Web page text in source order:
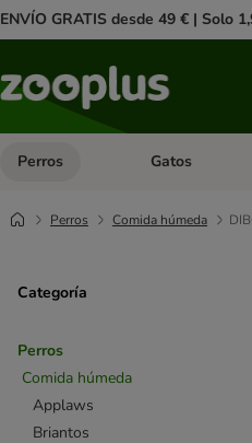
ENVÍO GRATIS desde 49 € | Solo
Perros Menú de
Gatos
Perros Comida húmeda
Categoría
Perros
Comida húmeda
Applaws
Briantos